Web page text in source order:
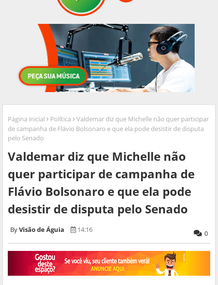
Página inicial Política
Valdemar diz que Michelle não quer participar
de campanha de Flávio Bolsonaro e que ela pode desistir de disputa
pelo Senado
Valdemar diz que Michelle não
quer participar de campanha de
Flávio Bolsonaro e que ela pode
desistir de disputa pelo Senado
Visão de Águia 14:16 0